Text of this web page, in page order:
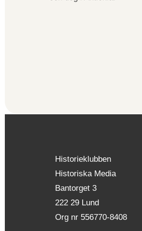
Historieklubben
Historiska Media
Bantorget 3
222 29 Lund
Org nr 556770-8408